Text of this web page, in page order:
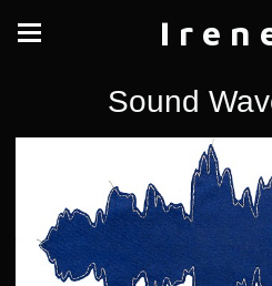
I r e n
Sound